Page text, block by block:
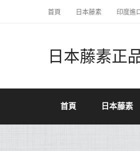
首頁 日本藤素 印度進
日本藤素正
首頁 日本藤素